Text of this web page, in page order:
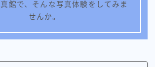
館で、そんな写真体験をしてみま
せんか。